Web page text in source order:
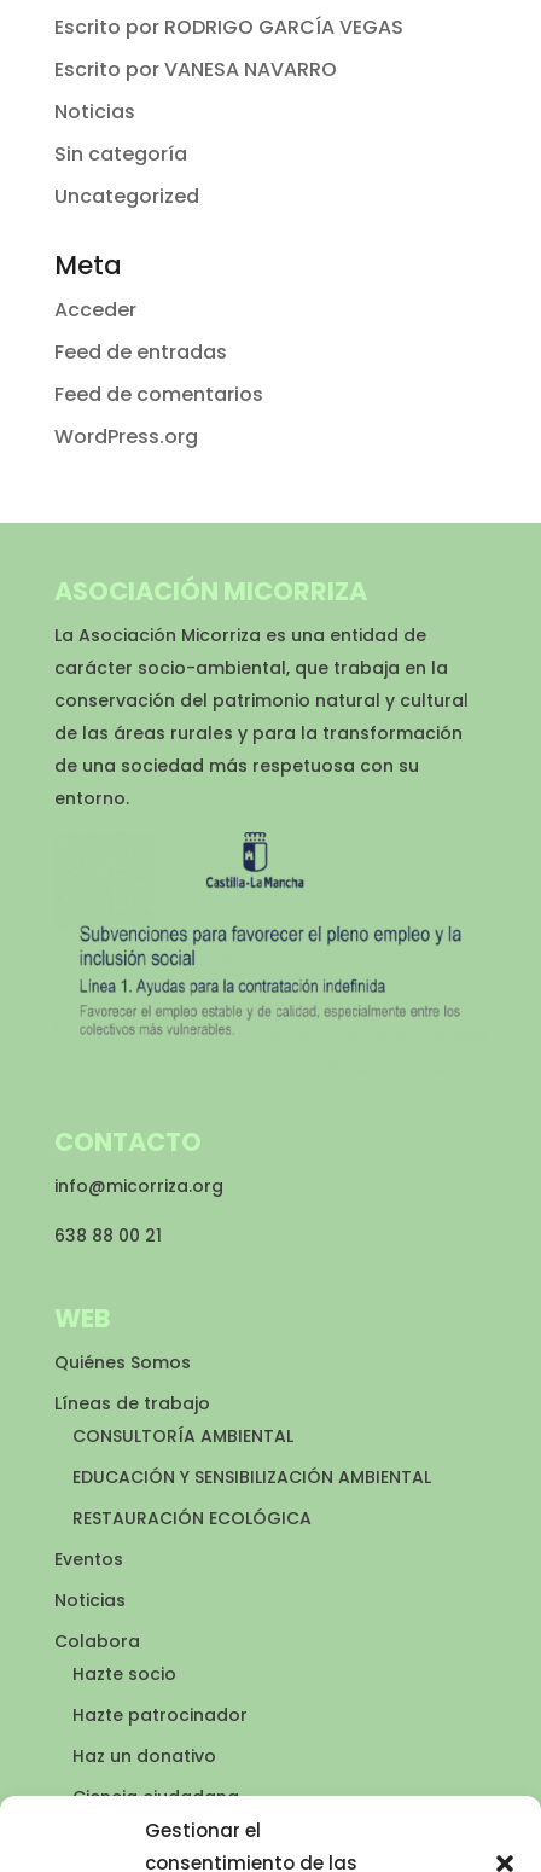
Gestionar el
consentimiento de las
Escrito por RODRIGO GARCÍA VEGAS
Escrito por VANESA NAVARRO
Noticias
Sin categoría
Uncategorized
Meta
Acceder
Feed de entradas
Feed de comentarios
WordPress.org
ASOCIACIÓN MICORRIZA
La Asociación Micorriza es una entidad de
carácter socio-ambiental, que trabaja en la
conservación del patrimonio natural y cultural
de las áreas rurales y para la transformación
de una sociedad más respetuosa con su
entorno.
CONTACTO
info@micorriza.org
638 88 00 21
WEB
Quiénes Somos
Líneas de trabajo
CONSULTORÍA AMBIENTAL
EDUCACIÓN Y SENSIBILIZACIÓN AMBIENTAL
RESTAURACIÓN ECOLÓGICA
Eventos
Noticias
Colabora
Hazte socio
Hazte patrocinador
Haz un donativo
Ciencia ciudadana
Puntos de agua